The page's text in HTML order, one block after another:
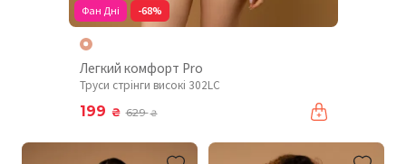
Фан Дні -68%
Легкий комфорт Pro
Труси стрінги високі 302LC
199 ₴ 629₴